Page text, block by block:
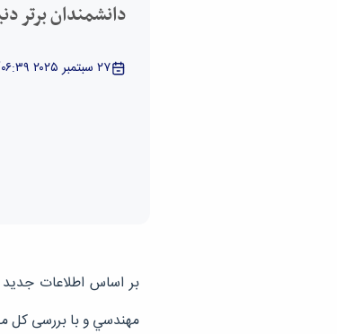
دانشمندان برتر
٢٧ سبتمبر ٢٠٢٥ ٠٦:٣٩
مهندسي و با بررسی کل مقالات مربوط به سال های مختلف،